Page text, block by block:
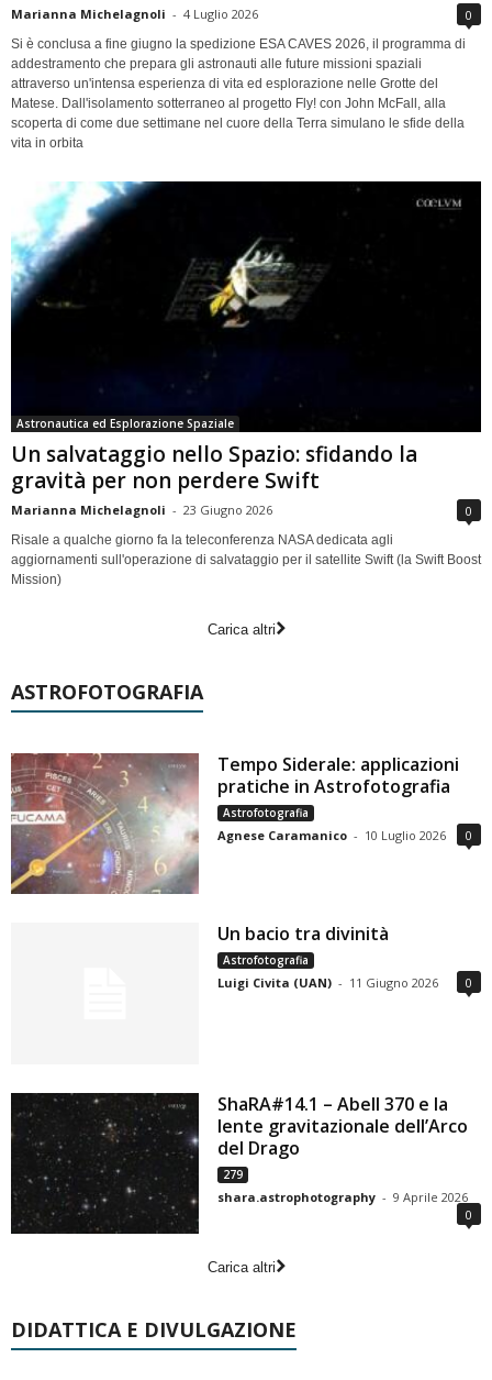
Marianna Michelagnoli - 4 Luglio 2026 0
Si è conclusa a fine giugno la spedizione ESA CAVES 2026, il programma di
addestramento che prepara gli astronauti alle future missioni spaziali
attraverso un'intensa esperienza di vita ed esplorazione nelle Grotte del
Matese. Dall'isolamento sotterraneo al progetto Fly! con John McFall, alla
scoperta di come due settimane nel cuore della Terra simulano le sfide della
vita in orbita
Astronautica ed Esplorazione Spaziale
Un salvataggio nello Spazio: sfidando la
gravità per non perdere Swift
Marianna Michelagnoli - 23 Giugno 2026 0
Risale a qualche giorno fa la teleconferenza NASA dedicata agli
aggiornamenti sull'operazione di salvataggio per il satellite Swift (la Swift Boost
Mission)
Carica altri
ASTROFOTOGRAFIA
Tempo Siderale: applicazioni
pratiche in Astrofotografia
Astrofotografia
Agnese Caramanico - 10 Luglio 2026 0
Un bacio tra divinità
Astrofotografia
Luigi Civita (UAN) - 11 Giugno 2026 0
ShaRA#14.1 – Abell 370 e la
lente gravitazionale dell’Arco
del Drago
279
shara.astrophotography - 9 Aprile 2026
0
Carica altri
DIDATTICA E DIVULGAZIONE